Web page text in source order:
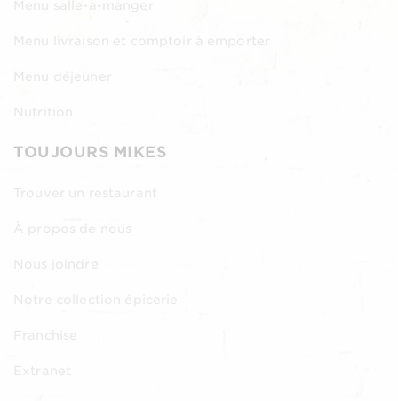
Menu salle-à-manger
Menu livraison et comptoir à emporter
TOUJOURS MIKES
Nous joindre